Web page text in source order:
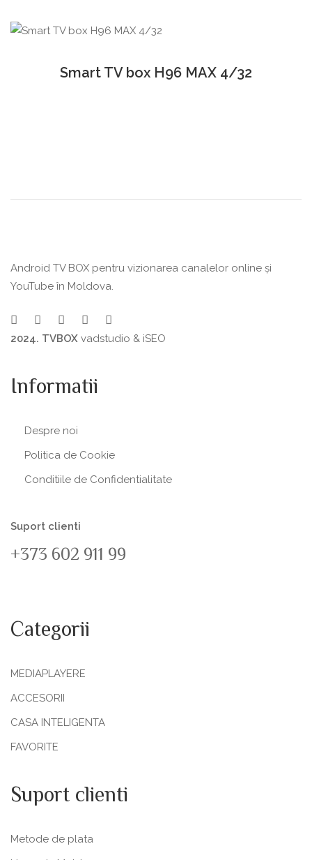
Smart TV box H96 MAX 4/32
Android TV BOX pentru vizionarea canalelor online și
YouTube în Moldova.
2024. TVBOX vadstudio & iSEO
Informatii
Despre noi
Politica de Сookie
Conditiile de Confidentialitate
Suport clienti
+373 602 911 99
Categorii
MEDIAPLAYERE
ACCESORII
CASA INTELIGENTA
FAVORITE
Suport clienti
Metode de plata